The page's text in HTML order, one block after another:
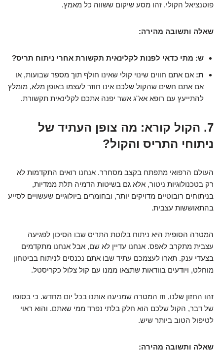
פוטנציאל הקולי. זהו מסע שיקום ששווה כל מאמץ.
שאלה ותשובה מהירה:
ש: מתי כדאי לפנות לקלינאית תקשורת אחרי ניתוח תריס?
ת: אם אתם חווים שינוי קולי שאינו חולף תוך מספר שבועות, או
אם אתם חשים שהקול שלכם אינו חוזר לעצמו באופן מלא, מומלץ
להתייעץ עם רופא אא"ג אשר יפנה אתכם לקלינאית תקשורת.
7. הקול קורא: מה צופן העתיד של
ניתוחי התריס והקול?
העולם הרפואי מתפתח בקצב מסחרר. אנחנו רואים התקדמות לא
רק בטכנולוגיות ניטור, אלא גם בשיטות הדמיה תלת ממדיות,
בניתוחים רובוטיים מדויקים יותר, ובחומרים ביולוגיים שעשויים לסייע
בהתאוששות עצבית.
המטרה הסופית היא ניתוח בלוטת התריס שבו הסיכון לפגיעה
עצבית מתקרב לאפס. אנחנו עדיין לא שם, אבל אנחנו מתקדמים
בצעדי ענק. תארו לעצמכם עתיד שבו אתם נכנסים לניתוח בביטחון
מוחלט, ויודעים בוודאות שתצאו ממנו עם קול צלול כקריסטל.
זהו החזון שלנו, וזו המטרה שמניעה אותנו בכל יום מחדש. כי בסופו
של דבר, הקול שלכם הוא חלק בלתי נפרד ממי שאתם. והוא ראוי
לטיפול הטוב ביותר שיש.
שאלה ותשובה מהירה: